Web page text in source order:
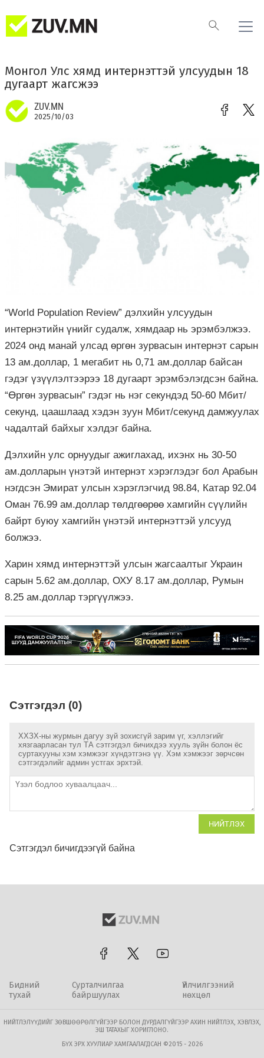
Монгол Улс хямд интернэттэй улсуудын 18
дугаарт жагсжээ
ZUV.MN
2025/10/03
“World Population Review” дэлхийн улсуудын
интернэтийн үнийг судалж, хямдаар нь эрэмбэлжээ.
2024 онд манай улсад өргөн зурвасын интернэт сарын
13 ам.доллар, 1 мегабит нь 0,71 ам.доллар байсан
гэдэг үзүүлэлтээрээ 18 дугаарт эрэмбэлэгдсэн байна.
“Өргөн зурвасын” гэдэг нь нэг секундэд 50-60 Мбит/
секунд, цаашлаад хэдэн зуун Мбит/секунд дамжуулах
чадалтай байхыг хэлдэг байна.
Дэлхийн улс орнуудыг ажиглахад, ихэнх нь 30-50
ам.долларын үнэтэй интернэт хэрэглэдэг бол Арабын
нэгдсэн Эмират улсын хэрэглэгчид 98.84, Катар 92.04
Оман 76.99 ам.доллар төлдгөөрөө хамгийн сүүлийн
байрт буюу хамгийн үнэтэй интернэттэй улсууд
болжээ.
Харин хямд интернэттэй улсын жагсаалтыг Украин
сарын 5.62 ам.доллар, ОХУ 8.17 ам.доллар, Румын
8.25 ам.доллар тэргүүлжээ.
Сэтгэгдэл (0)
ХХЗХ-ны журмын дагуу зүй зохисгүй зарим үг, хэллэгийг
хязгаарласан тул ТА сэтгэгдэл бичихдээ хууль зүйн болон ёс
суртахууны хэм хэмжээг хүндэтгэнэ үү. Хэм хэмжээг зөрчсөн
сэтгэгдэлийг админ устгах эрхтэй.
НИЙТЛЭХ
Сэтгэгдэл бичигдээгүй байна
Бидний
тухай
Сурталчилгаа
байршуулах
Үйлчилгээний
нөхцөл
НИЙТЛЭЛҮҮДИЙГ ЗӨВШӨӨРӨЛГҮЙГЭЭР БОЛОН ДУРДАЛГҮЙГЭЭР АХИН НИЙТЛЭХ, ХЭВЛЭХ,
ЭШ ТАТАХЫГ ХОРИГЛОНО.
БҮХ ЭРХ ХУУЛИАР ХАМГААЛАГДСАН ©2015 - 2026